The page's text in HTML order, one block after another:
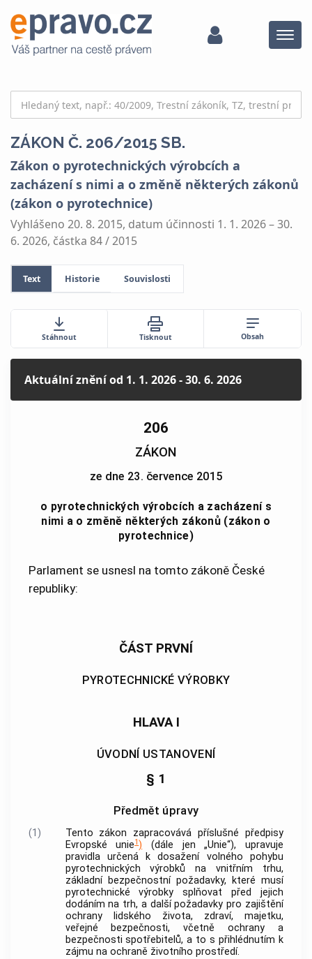
Menu
ZÁKON Č. 206/2015 SB.
Zákon o pyrotechnických výrobcích a
zacházení s nimi a o změně některých zákonů
(zákon o pyrotechnice)
Vyhlášeno 20. 8. 2015, datum účinnosti 1. 1. 2026 – 30.
6. 2026, částka 84 / 2015
Text Historie Souvislosti
Stáhnout Tisknout Obsah
Aktuální zněníod 1. 1. 2026 - 30. 6. 2026
206
ZÁKON
ze dne 23. července 2015
o pyrotechnických výrobcích a zacházení s
nimi a o změně některých zákonů (zákon o
pyrotechnice)
Parlament se usnesl na tomto zákoně České
republiky:
ČÁST PRVNÍ
PYROTECHNICKÉ VÝROBKY
HLAVA I
ÚVODNÍ USTANOVENÍ
§ 1
Předmět úpravy
(1)
Tento zákon zapracovává příslušné předpisy
Evropské unie1) (dále jen „Unie“), upravuje
pravidla určená k dosažení volného pohybu
pyrotechnických výrobků na vnitřním trhu,
základní bezpečnostní požadavky, které musí
pyrotechnické výrobky splňovat před jejich
dodáním na trh, a další požadavky pro zajištění
ochrany lidského života, zdraví, majetku,
veřejné bezpečnosti, včetně ochrany a
bezpečnostispotřebitelů, a to s přihlédnutím k
zájmu na ochraně životního prostředí.